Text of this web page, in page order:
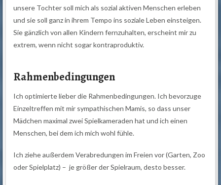
unsere Tochter soll mich als sozial aktiven Menschen erleben
und sie soll ganz in ihrem Tempo ins soziale Leben einsteigen.
Sie gänzlich von allen Kindern fernzuhalten, erscheint mir zu
extrem, wenn nicht sogar kontraproduktiv.
Rahmenbedingungen
Ich optimierte lieber die Rahmenbedingungen. Ich bevorzuge
Einzeltreffen mit mir sympathischen Mamis, so dass unser
Mädchen maximal zwei Spielkameraden hat und ich einen
Menschen, bei dem ich mich wohl fühle.
Ich ziehe außerdem Verabredungen im Freien vor (Garten, Zoo
oder Spielplatz) – je größer der Spielraum, desto besser.